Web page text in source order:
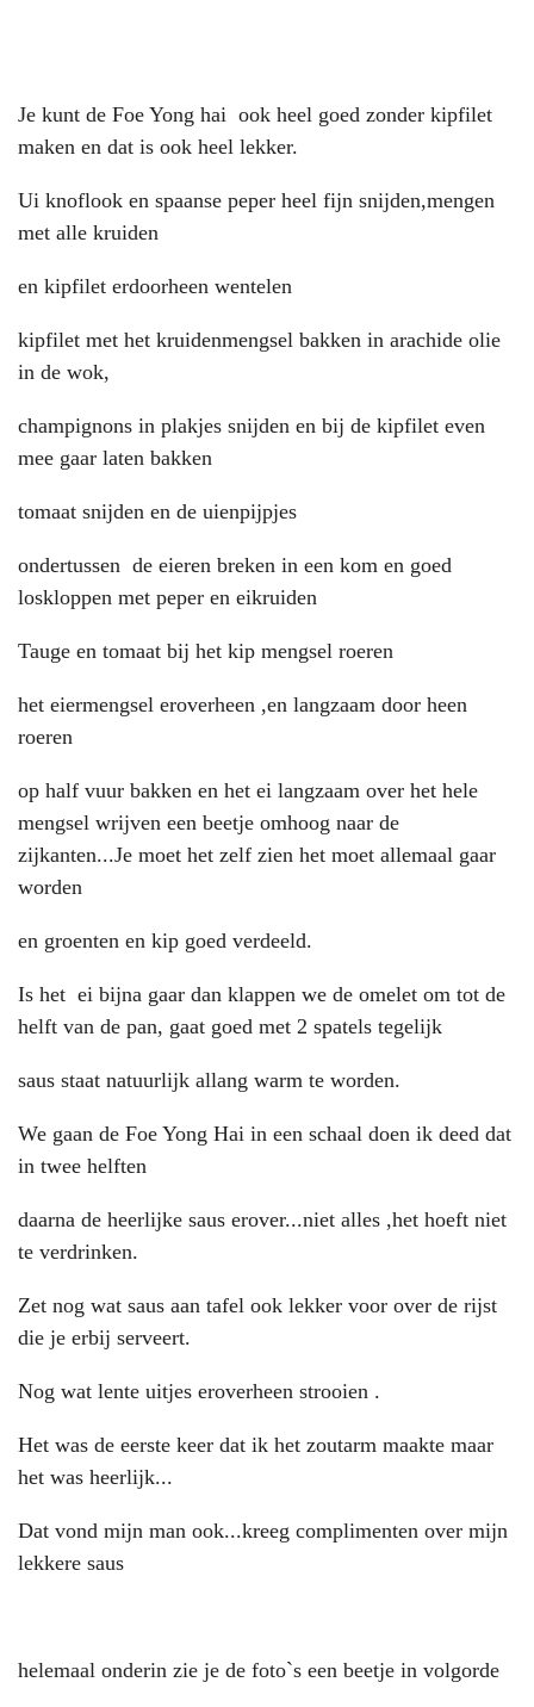
Je kunt de Foe Yong hai ook heel goed zonder kipfilet
maken en dat is ook heel lekker.
Ui knoflook en spaanse peper heel fijn snijden,mengen
met alle kruiden
en kipfilet erdoorheen wentelen
kipfilet met het kruidenmengsel bakken in arachide olie
in de wok,
champignons in plakjes snijden en bij de kipfilet even
mee gaar laten bakken
tomaat snijden en de uienpijpjes
ondertussen de eieren breken in een kom en goed
loskloppen met peper en eikruiden
Tauge en tomaat bij het kip mengsel roeren
het eiermengsel eroverheen ,en langzaam door heen
roeren
op half vuur bakken en het ei langzaam over het hele
mengsel wrijven een beetje omhoog naar de
zijkanten...Je moet het zelf zien het moet allemaal gaar
worden
en groenten en kip goed verdeeld.
Is het ei bijna gaar dan klappen we de omelet om tot de
helft van de pan, gaat goed met 2 spatels tegelijk
saus staat natuurlijk allang warm te worden.
We gaan de Foe Yong Hai in een schaal doen ik deed dat
in twee helften
daarna de heerlijke saus erover...niet alles ,het hoeft niet
te verdrinken.
Zet nog wat saus aan tafel ook lekker voor over de rijst
die je erbij serveert.
Nog wat lente uitjes eroverheen strooien .
Het was de eerste keer dat ik het zoutarm maakte maar
het was heerlijk...
Dat vond mijn man ook...kreeg complimenten over mijn
lekkere saus
helemaal onderin zie je de foto`s een beetje in volgorde